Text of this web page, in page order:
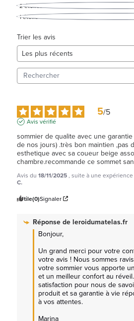
2étoiles
1étoile
Trier les avis
5/5
Avis vérifié
sommier de qualite avec une
de nos jours) .très bon maintien ,pas
esthetique avec sa coueur beige
chambre.recommande ce sommet
Avis du 18/11/2025, suite à une
C.
Utile(0)Signaler
Réponse deleroidumatelas.fr
Bonjour,
Un grand merci pour votre
votre avis ! Nous sommes
votre sommier vous apporte
et un meilleur confort au
satisfaction pour nous de
produit et sa garantie à vie
à vos attentes.
Marina